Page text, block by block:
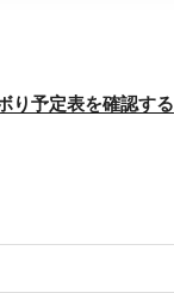
り予定表を確認する